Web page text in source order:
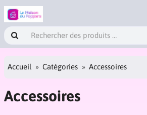
Accueil Catégories Accessoires
Accessoires